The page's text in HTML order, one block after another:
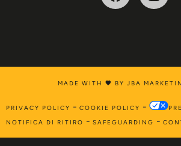
PRIVACY POLICY - COOKIE POLICY -
NOTIFICA DI RITIRO - SAFEGUARDING -
MADE WITH 🖤 BY JBA